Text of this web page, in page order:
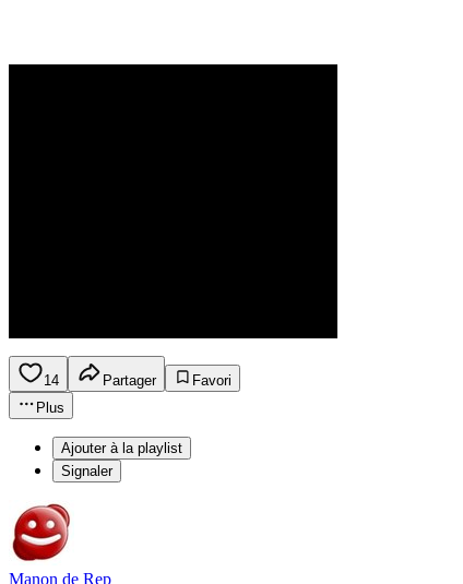
14 Partager
Favori
Plus
Ajouter à la playlist
Signaler
Manon de Rep